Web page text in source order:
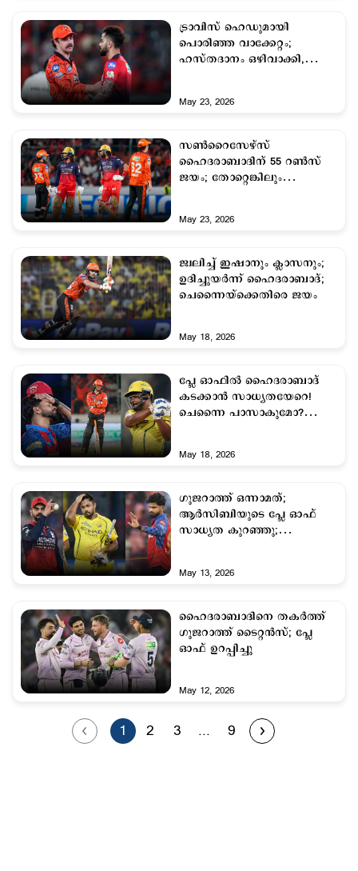
ട്രാവിസ് ഹെഡുമായി
പൊരിഞ്ഞ വാക്കേറ്റം;
ഹസ്തദാനം ഒഴിവാക്കി,
May 23, 2026
സണ്‍‌റൈസേഴ്സ്
ഹൈദരാബാദിന് 55 റണ്‍സ്
ജയം; തോറ്റെങ്കിലും
May 23, 2026
ജ്വലിച്ച് ഇഷാനും ക്ലാസനും;
ഉദിച്ചുയര്‍ന്ന് ഹൈദരാബാദ്;
ചെന്നൈയ്ക്കെതിരെ ജയം
May 18, 2026
പ്ലേ ഓഫില്‍ ഹൈദരാബാദ്
കടക്കാന്‍ സാധ്യതയേറെ!
ചെന്നൈ പാസാകുമോ?
May 18, 2026
ഗുജറാത്ത് ഒന്നാമത്;
ആര്‍സിബിയുടെ പ്ലേ ഓഫ്
സാധ്യത കുറഞ്ഞു;
May 13, 2026
ഹൈദരാബാദിനെ തകർത്ത്
ഗുജറാത്ത് ടൈറ്റൻസ്; പ്ലേ
ഓഫ് ഉറപ്പിച്ചു
May 12, 2026
1 2 3 ... 9